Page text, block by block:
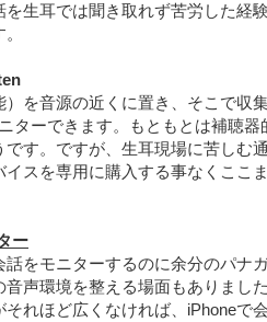
を生耳では聞き取れず苦労した経
）を音源の近くに置き、そこで収
ターできます。もともとは補聴器
す。ですが、生耳現場に苦しむ
スを専用に購入する事なくここ
ー
話をモニターするのに余分のパナ
声環境を整える場面もありまし
れほど広くなければ、iPhoneで